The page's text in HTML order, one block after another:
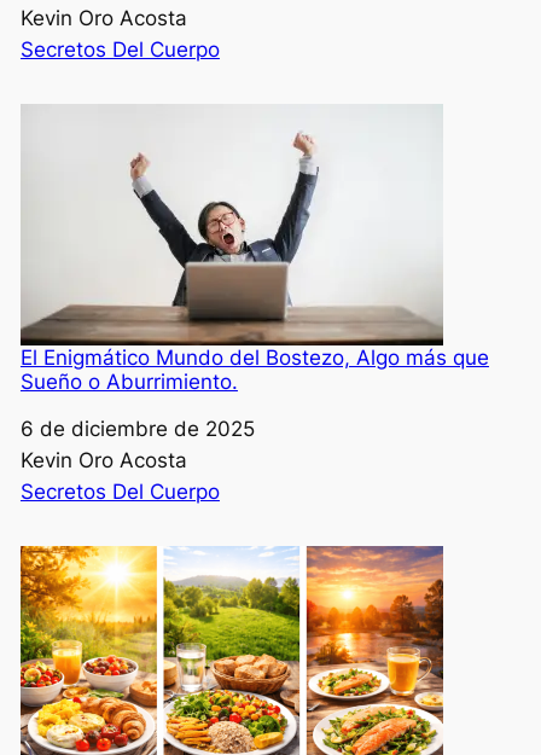
Autor
Kevin Oro Acosta
Respecto a
Secretos Del Cuerpo
El Enigmático Mundo del Bostezo, Algo más que
Sueño o Aburrimiento.
Fecha
6 de diciembre de 2025
Autor
Kevin Oro Acosta
Respecto a
Secretos Del Cuerpo